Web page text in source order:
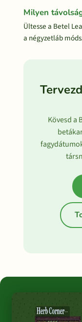
Milyen
Ültesse a Betel
a négyzetláb
Kövesd a